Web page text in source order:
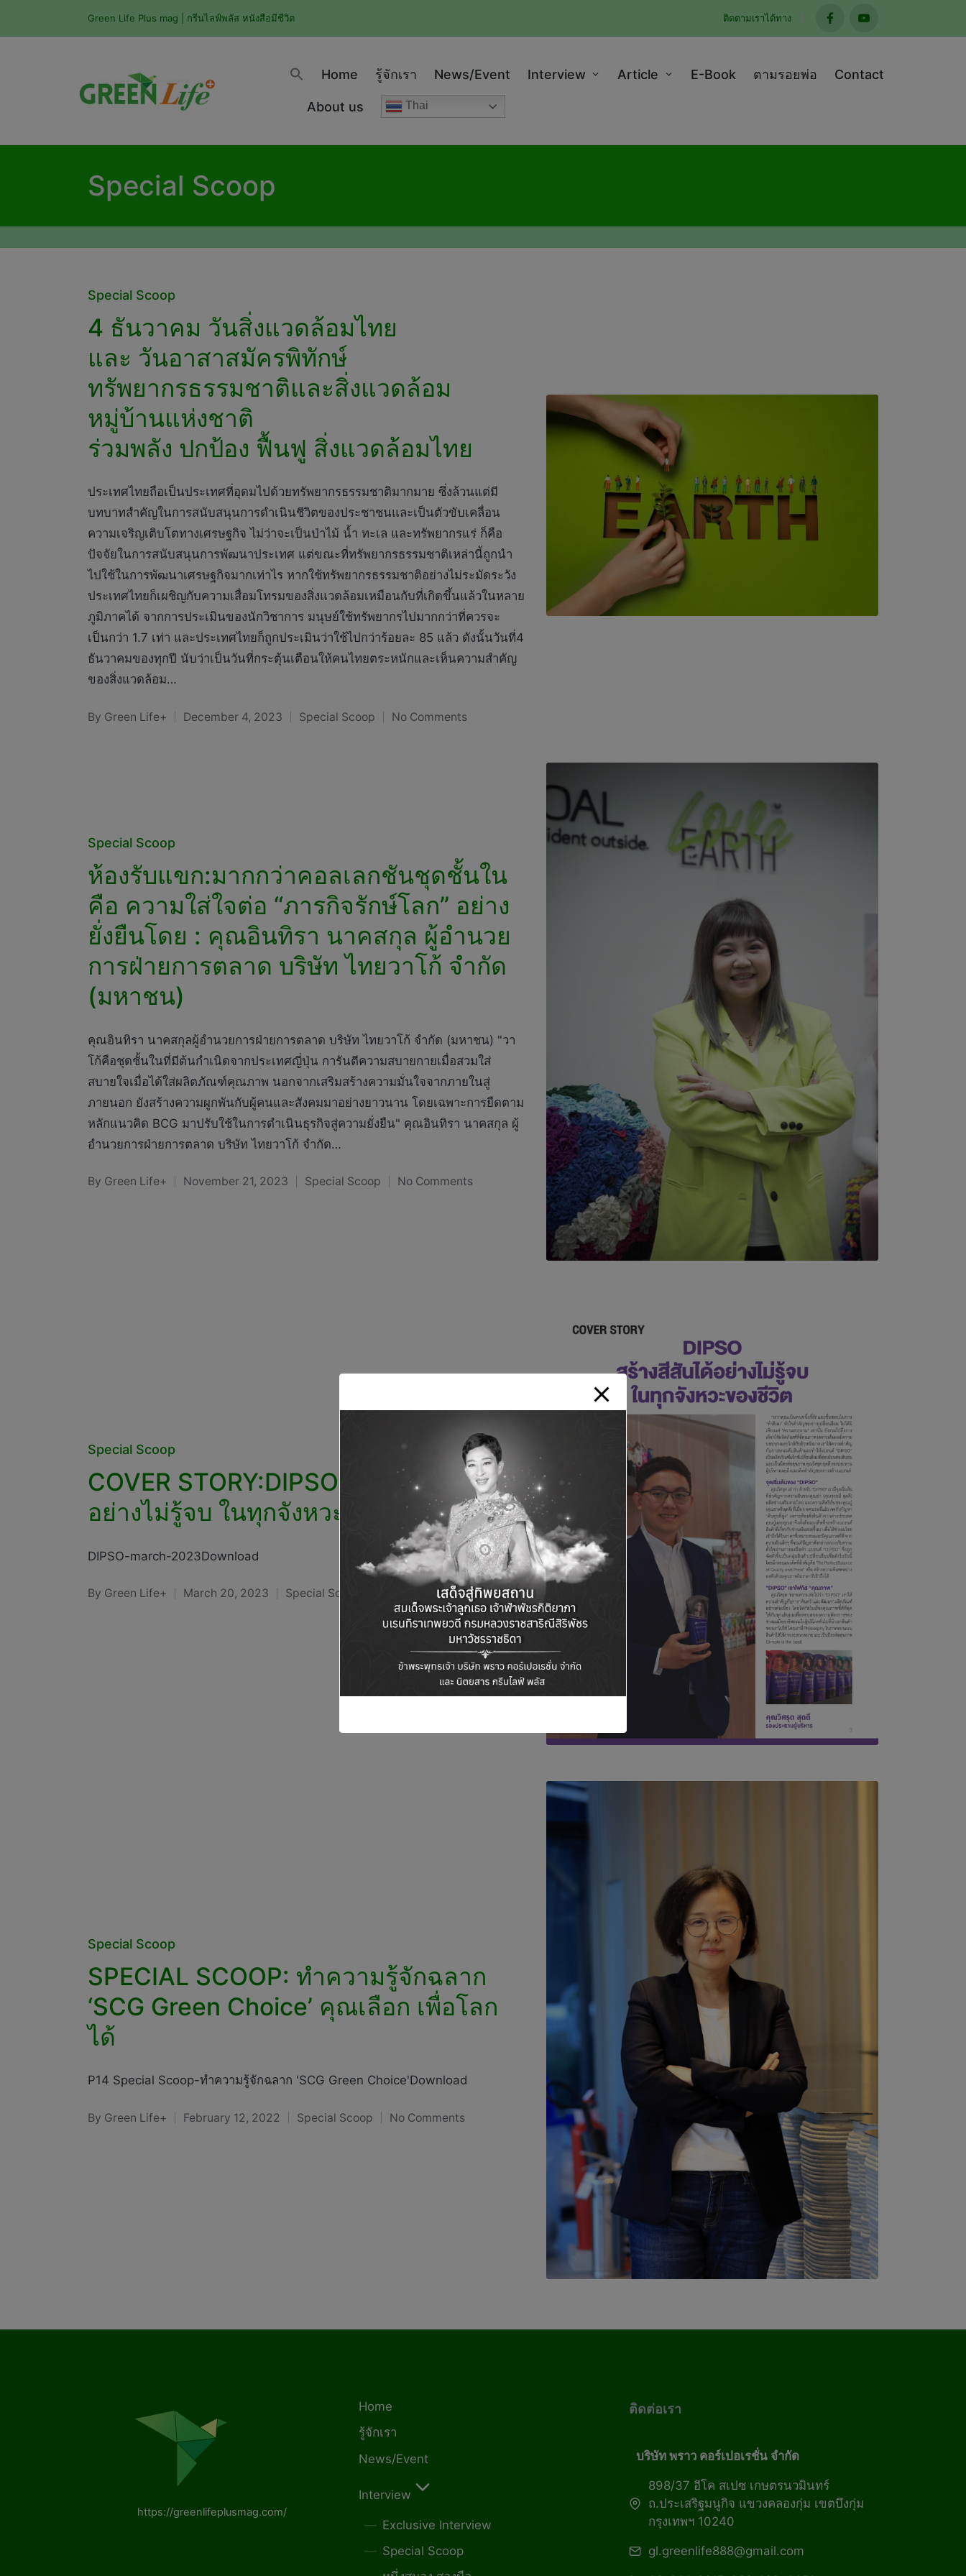
Green Life Plus mag | กรีนไลฟ์พลัส หนังสือมีชีวิต ติดตามเราได้ทาง
facebookyoutube
Home รู้จักเรา News/Event Interview Article E-Book ตามรอยพ่อ Contact
About us Thai
Special Scoop
Posted
in
Special Scoop
4 ธันวาคม วันสิ่งแวดล้อมไทย
และ วันอาสาสมัครพิทักษ์
ทรัพยากรธรรมชาติและสิ่งแวดล้อม
หมู่บ้านแห่งชาติ
ร่วมพลัง ปกป้อง ฟื้นฟู สิ่งแวดล้อมไทย
ประเทศไทยถือเป็นประเทศที่อุดมไปด้วยทรัพยากรธรรมชาติมากมาย ซึ่งล้วนแต่มี
บทบาทสำคัญในการสนับสนุนการดำเนินชีวิตของประชาชนและเป็นตัวขับเคลื่อน
ความเจริญเติบโตทางเศรษฐกิจ ไม่ว่าจะเป็นป่าไม้ น้ำ ทะเล และทรัพยากรแร่ ก็คือ
ปัจจัยในการสนับสนุนการพัฒนาประเทศ แต่ขณะที่ทรัพยากรธรรมชาติเหล่านี้ถูกนำ
ไปใช้ในการพัฒนาเศรษฐกิจมากเท่าไร หากใช้ทรัพยากรธรรมชาติอย่างไม่ระมัดระวัง
ประเทศไทยก็เผชิญกับความเสื่อมโทรมของสิ่งแวดล้อมเหมือนกับที่เกิดขึ้นแล้วในหลาย
ภูมิภาคได้ จากการประเมินของนักวิชาการ มนุษย์ใช้ทรัพยากรไปมากกว่าที่ควรจะ
เป็นกว่า 1.7 เท่า และประเทศไทยก็ถูกประเมินว่าใช้ไปกว่าร้อยละ 85 แล้ว ดังนั้นวันที่4
ธันวาคมของทุกปี นับว่าเป็นวันที่กระตุ้นเตือนให้คนไทยตระหนักและเห็นความสำคัญ
ของสิ่งแวดล้อม…
Posted
By Green Life+ December 4, 2023
Posted
Special Scoop No Comments
Posted
in
Special Scoop
ห้องรับแขก:มากกว่าคอลเลกชันชุดชั้นใน
คือ ความใส่ใจต่อ “ภารกิจรักษ์โลก” อย่าง
ยั่งยืนโดย : คุณอินทิรา นาคสกุล ผู้อำนวย
การฝ่ายการตลาด บริษัท ไทยวาโก้ จำกัด
(มหาชน)
คุณอินทิรา นาคสกุลผู้อำนวยการฝ่ายการตลาด บริษัท ไทยวาโก้ จำกัด (มหาชน) "วา
โก้คือชุดชั้นในที่มีต้นกำเนิดจากประเทศญี่ปุ่น การันตีความสบายกายเมื่อสวมใส่
สบายใจเมื่อได้ใส่ผลิตภัณฑ์คุณภาพ นอกจากเสริมสร้างความมั่นใจจากภายในสู่
ภายนอก ยังสร้างความผูกพันกับผู้คนและสังคมมาอย่างยาวนาน โดยเฉพาะการยืดตาม
หลักแนวคิด BCG มาปรับใช้ในการดำเนินธุรกิจสู่ความยั่งยืน" คุณอินทิรา นาคสกุล ผู้
อำนวยการฝ่ายการตลาด บริษัท ไทยวาโก้ จำกัด…
Posted
By Green Life+ November 21, 2023
Posted
Special Scoop No Comments
Posted
in
Special Scoop
COVER STORY:DIPSO สร้างสีสันได้
อย่างไม่รู้จบ ในทุกจังหวะของชีวิต
DIPSO-march-2023Download
Posted
By Green Life+ March 20, 2023
Posted
Special Scoop No Comments
Posted
in
Special Scoop
SPECIAL SCOOP: ทำความรู้จักฉลาก
‘SCG Green Choice’ คุณเลือก เพื่อโลก
ได้
P14 Special Scoop-ทำความรู้จักฉลาก 'SCG Green Choice'Download
Posted
By Green Life+ February 12, 2022
Posted
Special Scoop No Comments
https://greenlifeplusmag.com/
Home
รู้จักเรา
News/Event
Interview
Exclusive Interview
Special Scoop
ติดต่อเรา
บริษัท พราว คอร์เปอเรชั่น จำกัด
898/37 อีโค สเปซ เกษตรนวมินทร์
ถ.ประเสริฐมนูกิจ แขวงคลองกุ่ม เขตบึงกุ่ม
กรุงเทพฯ 10240
gl.greenlife888@gmail.com